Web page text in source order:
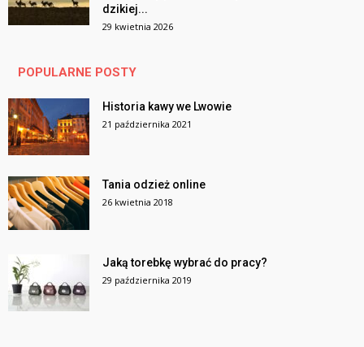
dzikiej...
29 kwietnia 2026
POPULARNE POSTY
Historia kawy we Lwowie
21 października 2021
Tania odzież online
26 kwietnia 2018
Jaką torebkę wybrać do pracy?
29 października 2019